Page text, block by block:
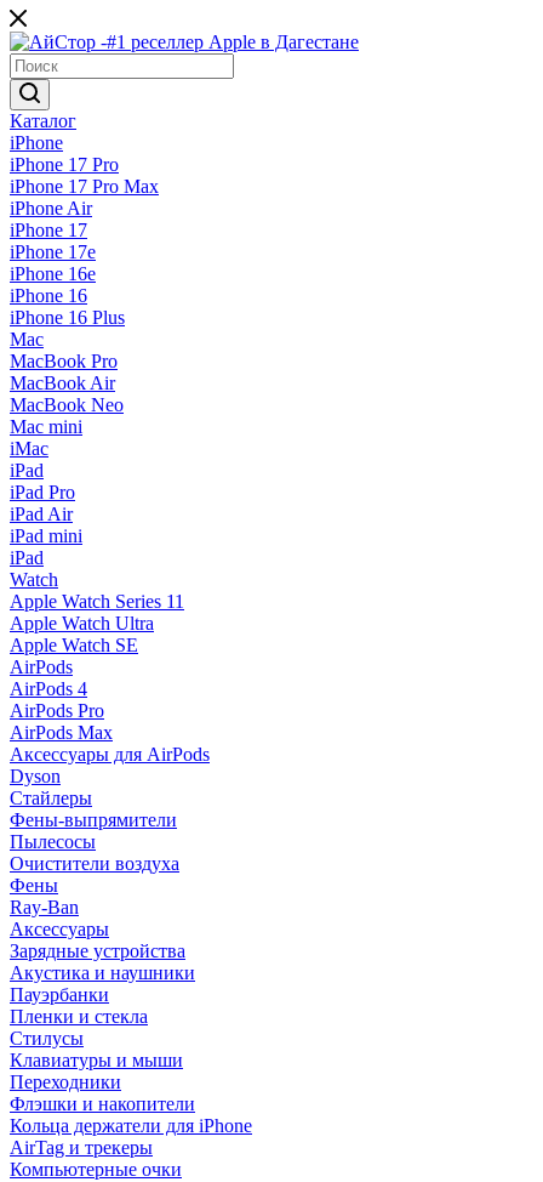
Каталог
iPhone
iPhone 17 Pro
iPhone 17 Pro Max
iPhone Air
iPhone 17
iPhone 17e
iPhone 16e
iPhone 16
iPhone 16 Plus
Mac
MacBook Pro
MacBook Air
MacBook Neo
Mac mini
iMac
iPad
iPad Pro
iPad Air
iPad mini
iPad
Watch
Apple Watch Series 11
Apple Watch Ultra
Apple Watch SE
AirPods
AirPods 4
AirPods Pro
AirPods Max
Аксессуары для AirPods
Dyson
Стайлеры
Фены-выпрямители
Пылесосы
Очистители воздуха
Фены
Ray-Ban
Аксессуары
Зарядные устройства
Акустика и наушники
Пауэрбанки
Пленки и стекла
Стилусы
Клавиатуры и мыши
Переходники
Флэшки и накопители
Кольца держатели для iPhone
AirTag и трекеры
Компьютерные очки